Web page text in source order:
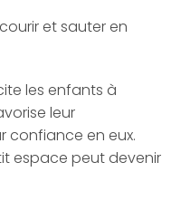
et sauter en
les enfants à
leur
confiance en eux.
espace peut devenir